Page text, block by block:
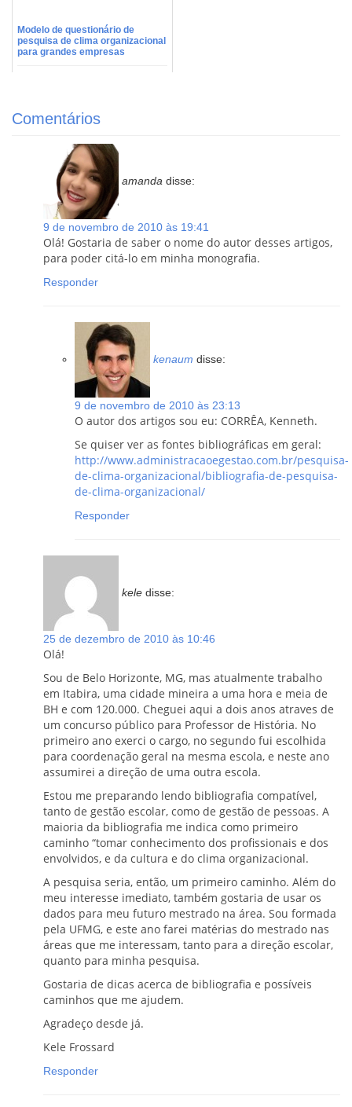
Modelo de questionário de
pesquisa de clima organizacional
para grandes empresas
Comentários
amanda disse:
9 de novembro de 2010 às 19:41
Olá! Gostaria de saber o nome do autor desses artigos,
para poder citá-lo em minha monografia.
Responder
kenaum disse:
9 de novembro de 2010 às 23:13
O autor dos artigos sou eu: CORRÊA, Kenneth.
Se quiser ver as fontes bibliográficas em geral:
http://www.administracaoegestao.com.br/pesquisa-
de-clima-organizacional/bibliografia-de-pesquisa-
de-clima-organizacional/
Responder
kele disse:
25 de dezembro de 2010 às 10:46
Olá!
Sou de Belo Horizonte, MG, mas atualmente trabalho
em Itabira, uma cidade mineira a uma hora e meia de
BH e com 120.000. Cheguei aqui a dois anos atraves de
um concurso público para Professor de História. No
primeiro ano exerci o cargo, no segundo fui escolhida
para coordenação geral na mesma escola, e neste ano
assumirei a direção de uma outra escola.
Estou me preparando lendo bibliografia compatível,
tanto de gestão escolar, como de gestão de pessoas. A
maioria da bibliografia me indica como primeiro
caminho “tomar conhecimento dos profissionais e dos
envolvidos, e da cultura e do clima organizacional.
A pesquisa seria, então, um primeiro caminho. Além do
meu interesse imediato, também gostaria de usar os
dados para meu futuro mestrado na área. Sou formada
pela UFMG, e este ano farei matérias do mestrado nas
áreas que me interessam, tanto para a direção escolar,
quanto para minha pesquisa.
Gostaria de dicas acerca de bibliografia e possíveis
caminhos que me ajudem.
Agradeço desde já.
Kele Frossard
Responder